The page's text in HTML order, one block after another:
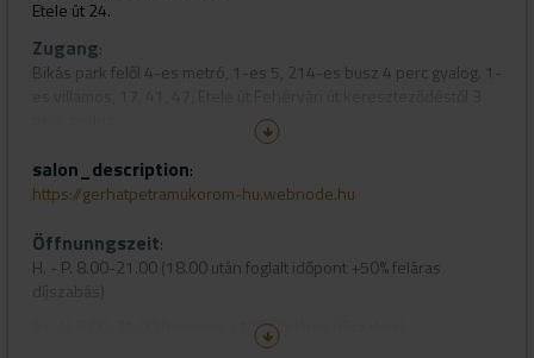
Etele út 24.
Zugang:
Bikás park felől 4-es metró, 1-es 5, 214-es busz 4 perc gyalog. 1-
salon_description:
https://gerhatpetramukorom-hu.webnode.hu
Öffnunngszeit:
H. - P. 8.00-21.00 (18.00 után foglalt időpont +50% feláras
Sz.-V. 8.00-21.00 (hétvége +100% feláras díjszabás)